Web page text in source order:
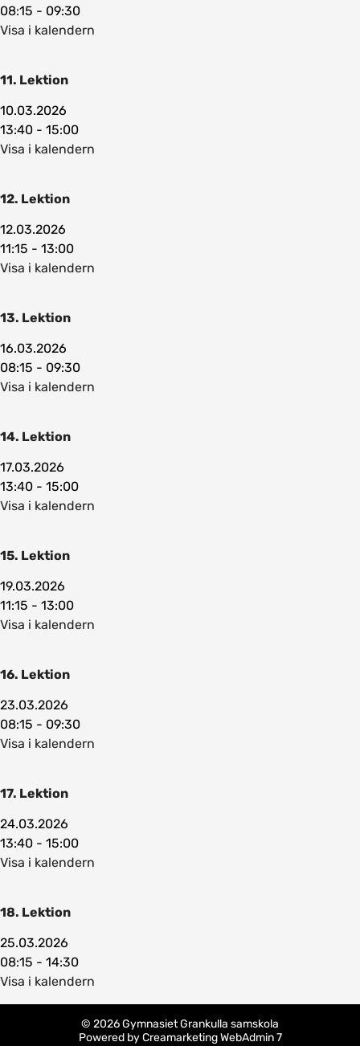
08:15 - 09:30
Visa i kalendern
11. Lektion
10.03.2026
13:40 - 15:00
Visa i kalendern
12. Lektion
12.03.2026
11:15 - 13:00
Visa i kalendern
13. Lektion
16.03.2026
08:15 - 09:30
Visa i kalendern
14. Lektion
17.03.2026
13:40 - 15:00
Visa i kalendern
15. Lektion
19.03.2026
11:15 - 13:00
Visa i kalendern
16. Lektion
23.03.2026
08:15 - 09:30
Visa i kalendern
17. Lektion
24.03.2026
13:40 - 15:00
Visa i kalendern
18. Lektion
25.03.2026
08:15 - 14:30
Visa i kalendern
© 2026 Gymnasiet Grankulla samskola
Powered byCreamarketing WebAdmin 7